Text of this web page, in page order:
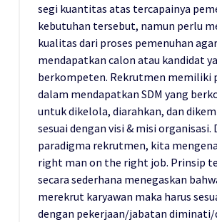
segi kuantitas atas tercapainya
kebutuhan tersebut, namun perlu
kualitas dari proses pemenuhan agar
mendapatkan calon atau kandidat
berkompeten. Rekrutmen memiliki
dalam mendapatkan SDM yang
untuk dikelola, diarahkan, dan
sesuai dengan visi & misi organisasi.
paradigma rekrutmen, kita
right man on the right job. Prinsip
secara sederhana menegaskan
merekrut karyawan maka harus
dengan pekerjaan/jabatan diminati/